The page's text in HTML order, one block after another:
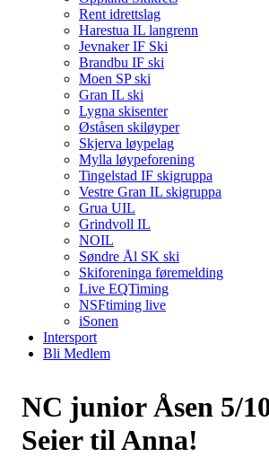
Rent idrettslag
Harestua IL langrenn
Jevnaker IF Ski
Brandbu IF ski
Moen SP ski
Gran IL ski
Lygna skisenter
Øståsen skiløyper
Skjerva løypelag
Mylla løypeforening
Tingelstad IF skigruppa
Vestre Gran IL skigruppa
Grua UIL
Grindvoll IL
NOIL
Søndre Ål SK ski
Skiforeninga føremelding
Live EQTiming
NSFtiming live
iSonen
Intersport
Bli Medlem
NC junior Åsen 5/
Seier til Anna!